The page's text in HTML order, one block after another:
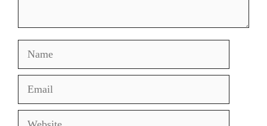
Name
Email
Website